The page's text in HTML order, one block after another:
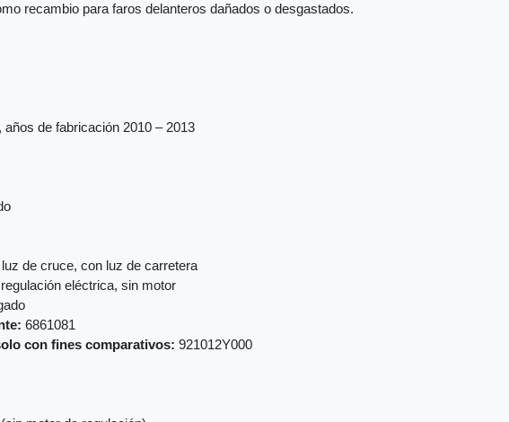
recambio para faros delanteros dañados o desgastados.
, años de fabricación 2010 – 2013
de cruce, con luz de carretera
eléctrica, sin motor
6861081
con fines comparativos: 921012Y000